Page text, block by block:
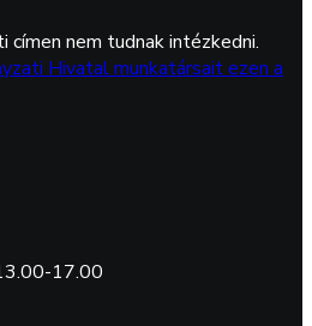
címen nem tudnak intézkedni.
Hivatal munkatársait ezen a
17.00